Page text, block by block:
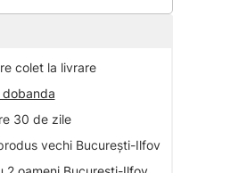
colet la livrare
dobanda
30 de zile
vechi București-Ilfov